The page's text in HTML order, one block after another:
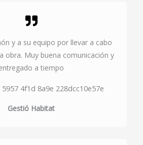
y a su equipo por llevar a cabo
obra. Muy buena comunicación y
a tiempo
Gestió Habitat